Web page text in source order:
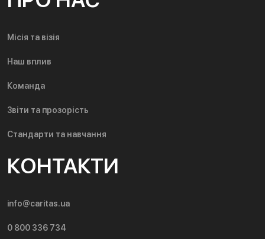
Місія та візія
Наш вплив
Команда
Звіти та прозорість
Стандарти та навчання
КОНТАКТИ
info@caritas.ua
0 800 336 734